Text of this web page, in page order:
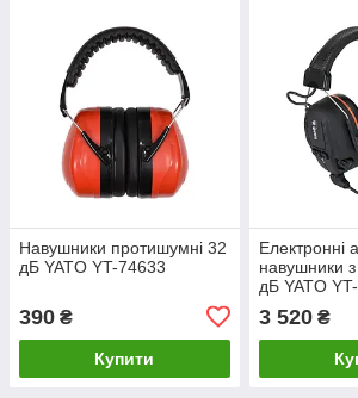
Навушники протишумні 32
дБ YATO YT-74633
390 ₴
Купити
Електронні
навушники
дБ YATO
3 520₴